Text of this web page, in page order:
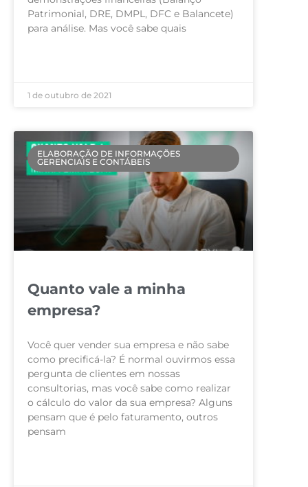
Patrimonial, DRE, DMPL, DFC e Balancete)
para análise. Mas você sabe quais
1 de outubro de 2021
ELABORAÇÃO DE INFORMAÇÕES
GERENCIAIS E CONTÁBEIS
Quanto vale a minha
empresa?
Você quer vender sua empresa e não sabe
como precificá-la? É normal ouvirmos essa
pergunta de clientes em nossas
consultorias, mas você sabe como realizar
o cálculo do valor da sua empresa? Alguns
pensam que é pelo faturamento, outros
pensam